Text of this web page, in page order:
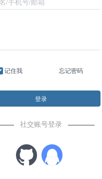
记住我 忘记密码
登录
社交账号登录